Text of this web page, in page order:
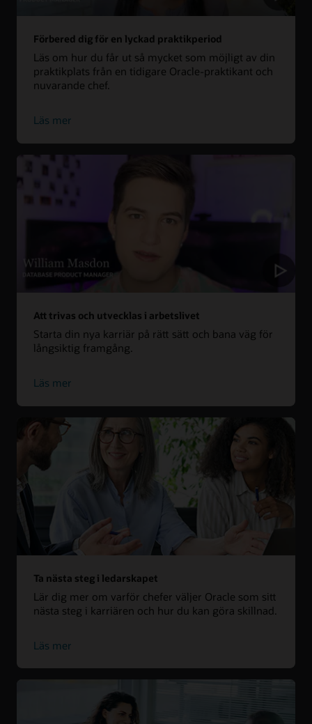
Förbered dig för en lyckad praktikperiod
Läs om hur du får ut så mycket som möjligt av din
praktikplats från en tidigare Oracle-praktikant och
nuvarande chef.
Läs mer
Att trivas och utvecklas i arbetslivet
Starta din nya karriär på rätt sätt och bana väg för
långsiktig framgång.
Läs mer
Ta nästa steg i ledarskapet
Lär dig mer om varför chefer väljer Oracle som sitt
nästa steg i karriären och hur du kan göra skillnad.
Läs mer